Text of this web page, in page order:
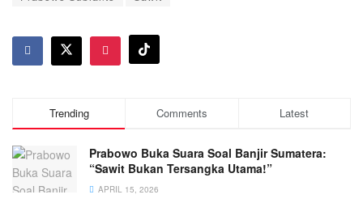
Trending Comments Latest
Prabowo Buka Suara Soal Banjir Sumatera:
“Sawit Bukan Tersangka Utama!”
APRIL 15, 2026